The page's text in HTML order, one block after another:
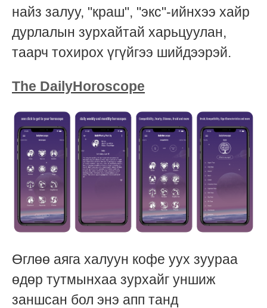
найз залуу, "краш", "экс"-ийнхээ хайр
дурлалын зурхайтай харьцуулан,
таарч тохирох үгүйгээ шийдээрэй.
The DailyHoroscope
Өглөө аяга халуун кофе уух зуураа
өдөр тутмынхаа зурхайг уншиж
заншсан бол энэ апп танд